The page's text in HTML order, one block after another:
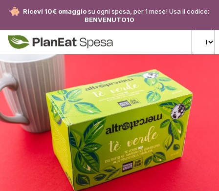
Ricevi 10€ omaggiosu ogni spesa, per 1 mese! Usa il codice:
BENVENUTO10